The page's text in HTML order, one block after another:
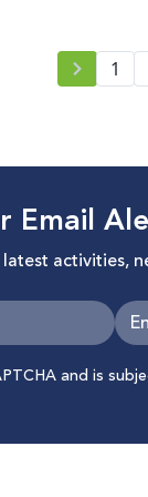
1
Email
activities,
and is